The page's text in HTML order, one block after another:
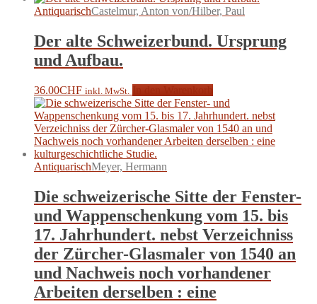
AntiquarischCastelmur, Anton von/Hilber, Paul
Der alte Schweizerbund. Ursprung
und Aufbau.
36.00CHF inkl. MwSt.
AntiquarischMeyer, Hermann
Die schweizerische Sitte der Fenster-
und Wappenschenkung vom 15. bis
17. Jahrhundert. nebst Verzeichniss
der Zürcher-Glasmaler von 1540 an
und Nachweis noch vorhandener
Arbeiten derselben : eine